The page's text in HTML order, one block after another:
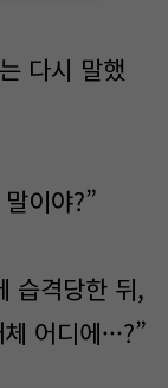
다시 말했
이야?”
습격당한 뒤,
어디에···?”